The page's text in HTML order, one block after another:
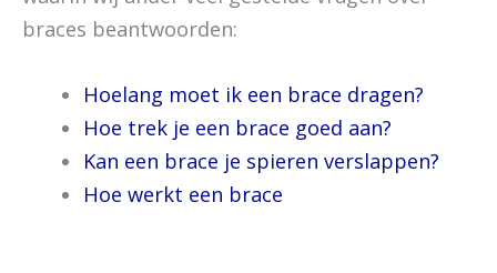
braces beantwoorden:
Hoelang moet ik een brace dragen?
Hoe trek je een brace goed aan?
Kan een brace je spieren verslappen?
Hoe werkt een brace